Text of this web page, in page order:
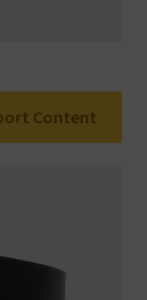
Content